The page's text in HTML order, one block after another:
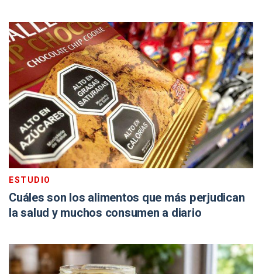
ESTUDIO
Cuáles son los alimentos que más perjudican
la salud y muchos consumen a diario